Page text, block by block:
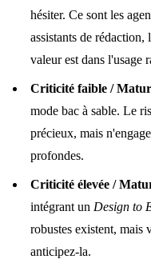
hésiter. Ce sont les
assistants de
valeur est dans l'usage
Criticité faible /
mode bac à sable. Le
précieux, mais
profondes.
Criticité élevée /
intégrant un Design to
robustes existent, mais
anticipez-la.